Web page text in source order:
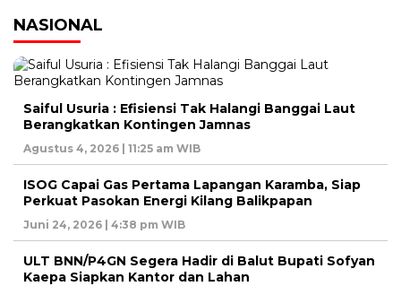
NASIONAL
Saiful Usuria : Efisiensi Tak Halangi Banggai Laut
Berangkatkan Kontingen Jamnas
Agustus 4, 2026 | 11:25 am WIB
ISOG Capai Gas Pertama Lapangan Karamba, Siap
Perkuat Pasokan Energi Kilang Balikpapan
Juni 24, 2026 | 4:38 pm WIB
ULT BNN/P4GN Segera Hadir di Balut Bupati Sofyan
Kaepa Siapkan Kantor dan Lahan